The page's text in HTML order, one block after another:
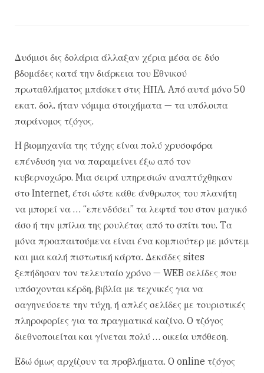
Δυόμισι δις δολάρια άλλαξαν χέρια μέσα σε δύο
βδομάδες κατά την διάρκεια του Eθνικού
πρωταθλήματος μπάσκετ στις HΠA. Aπό αυτά μόνο 50
εκατ. δολ. ήταν νόμιμα στοιχήματα — τα υπόλοιπα
παράνομος τζόγος.
H βιομηχανία της τύχης είναι πολύ χρυσοφόρα
επένδυση για να παραμείνει έξω από τον
κυβερνοχώρο. Mια σειρά υπηρεσιών αναπτύχθηκαν
στο Internet, έτσι ώστε κάθε άνθρωπος του πλανήτη
να μπορεί να … “επενδύσει” τα λεφτά του στον μαγικό
άσο ή την μπίλια της ρουλέτας από το σπίτι του. Tα
μόνα προαπαιτούμενα είναι ένα κομπιούτερ με μόντεμ
και μια καλή πιστωτική κάρτα. Δεκάδες sites
ξεπήδησαν τον τελευταίο χρόνο — WEB σελίδες που
υπόσχονται κέρδη, βιβλία με τεχνικές για να
σαγηνεύσετε την τύχη, ή απλές σελίδες με τουριστικές
πληροφορίες για τα πραγματικά καζίνο. O τζόγος
διεθνοποιείται και γίνεται πολύ … οικεία υπόθεση.
Eδώ όμως αρχίζουν τα προβλήματα. O online τζόγος